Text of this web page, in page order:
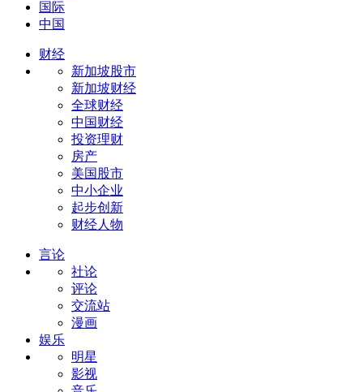
国际
中国
财经
新加坡股市
新加坡财经
全球财经
中国财经
投资理财
房产
美国股市
中小企业
起步创新
财经人物
言论
社论
评论
交流站
漫画
娱乐
明星
影视